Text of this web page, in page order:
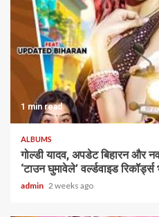
1 min read
ALBUMS
गोल्डी यादव, अपडेट बिहारन और
‘टाउन घुमावेले’ वर्ल्डवाइड
admin 2 weeks ago